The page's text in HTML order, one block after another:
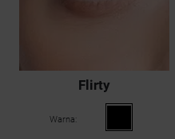
Flirty
Warna: